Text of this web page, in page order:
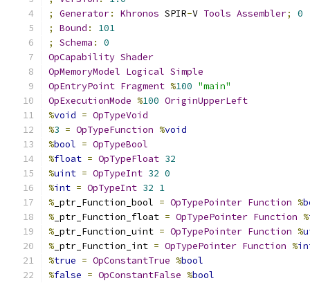
;
Generator: Khronos SPIR-V Tools Assembler;
0
;
Bound :
101
;
Schema :
0
OpCapability Shader
OpMemoryModel Logical Simple
OpEntryPoint Fragment %100 "main"
OpExecutionMode %100 OriginUpperLeft
%void = OpTypeVoid
%3 = OpTypeFunction %void
%bool = OpTypeBool
%float = OpTypeFloat 32
%uint = OpTypeInt 32 0
%int = OpTypeInt 32 1
% _ptr_Function_bool = OpTypePointer Function %
% _ptr_Function_float = OpTypePointer Function %
% _ptr_Function_uint = OpTypePointer Function %
% _ptr_Function_int = OpTypePointer Function %
%true = OpConstantTrue %bool
%false = OpConstantFalse %bool